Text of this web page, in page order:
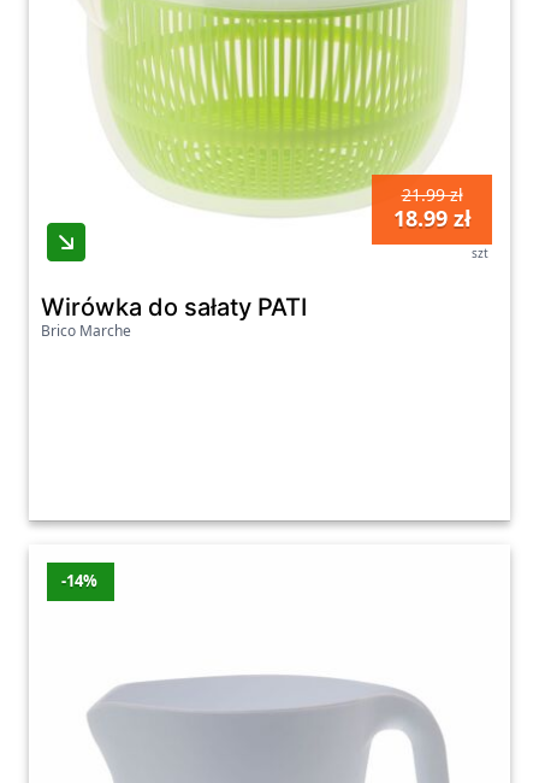
21.99 zł
18.99 zł
szt
Wirówka do sałaty PATI
Brico Marche
-14%